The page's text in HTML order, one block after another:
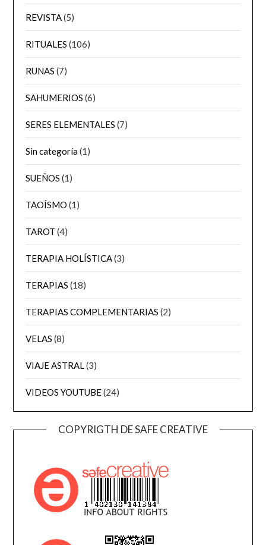
REVISTA(5)
RITUALES (106)
RUNAS (7)
SAHUMERIOS (6)
SERES ELEMENTALES (7)
Sin categoría(1)
SUEÑOS (1)
TAOÍSMO (1)
TAROT (4)
TERAPIA HOLÍSTICA(3)
TERAPIAS (18)
TERAPIAS COMPLEMENTARIAS (2)
VELAS (8)
VIAJE ASTRAL(3)
VIDEOS YOUTUBE(24)
COPYRIGTH DE SAFE CREATIVE